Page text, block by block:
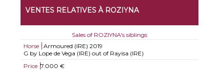
VENTES RELATIVES À ROZIYNA
Sales of ROZIYNA's siblings
Horse
Armoured (IRE) 2019
G by Lope de Vega (IRE) out of Rayisa (IRE)
Price 7.000 €